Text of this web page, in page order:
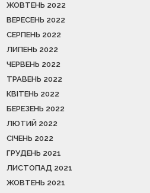
ЖОВТЕНЬ 2022
ВЕРЕСЕНЬ 2022
СЕРПЕНЬ 2022
ЛИПЕНЬ 2022
ЧЕРВЕНЬ 2022
ТРАВЕНЬ 2022
КВІТЕНЬ 2022
БЕРЕЗЕНЬ 2022
ЛЮТИЙ 2022
СІЧЕНЬ 2022
ГРУДЕНЬ 2021
ЛИСТОПАД 2021
ЖОВТЕНЬ 2021